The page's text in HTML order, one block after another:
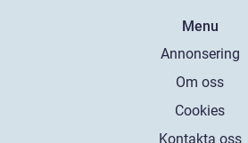
Menu
Annonsering
Om oss
Cookies
Kontakta oss